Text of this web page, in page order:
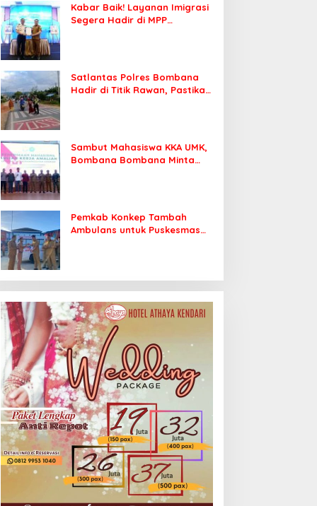
Kabar Baik! Layanan Imigrasi
Segera Hadir di MPP
Satlantas Polres Bombana
Hadir di Titik Rawan, Pastikan
Sambut Mahasiswa KKA UMK,
Bombana Bombana Minta
Pemkab Konkep Tambah
Ambulans untuk Puskesmas